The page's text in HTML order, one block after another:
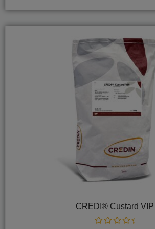
CREDI® Custard VIP